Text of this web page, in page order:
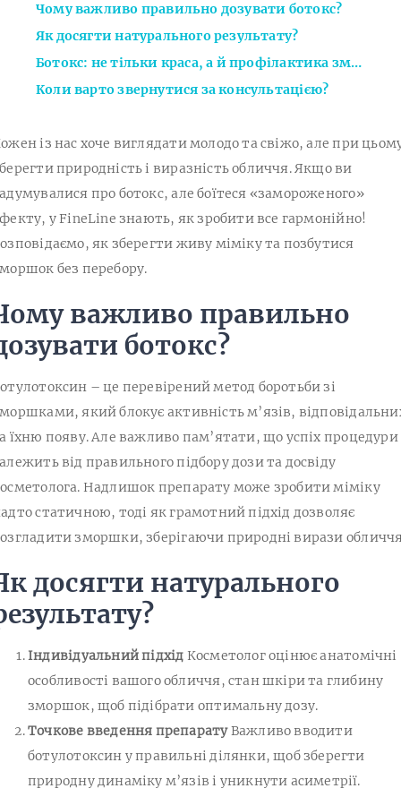
Чому важливо правильно дозувати ботокс?
Як досягти натурального результату?
Ботокс: не тільки краса, а й профілактика зморшок
Коли варто звернутися за консультацією?
із нас хоче виглядати молодо та свіжо, але при
природність і виразність обличчя. Якщо ви
про ботокс, але боїтеся «замороженого»
у FineLine знають, як зробити все гармонійно!
як зберегти живу міміку та позбутися
без перебору.
важливо правильно
ботокс?
– це перевірений метод боротьби зі
який блокує активність м’язів,
їхню появу. Але важливо пам’ятати, що успіх процедури
від правильного підбору дози та досвіду
Надлишок препарату може зробити міміку
статичною, тоді як грамотний підхід дозволяє
зморшки, зберігаючи природні вирази
досягти натурального
Індивідуальний підхід Косметолог оцінює анатомічні
особливості вашого обличчя, стан шкіри та глибину
зморшок, щоб підібрати оптимальну дозу.
Точкове введення препаратуВажливо вводити
ботулотоксин у правильні ділянки, щоб зберегти
природну динаміку м’язів і уникнути асиметрії.